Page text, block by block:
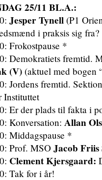
25/11 BL.A.:
Jesper Tynell (P1
i praksis sig fra?
Frokostpause *
Demokratiets fremtid.
(V) (aktuel med bogen
Jordens fremtid.
Instituttet
Er der plads til fakta i
Konversation: Allan
Middagspause *
Prof. MSOJacob Friis
Clement Kjersgaard:
Tak for i år!